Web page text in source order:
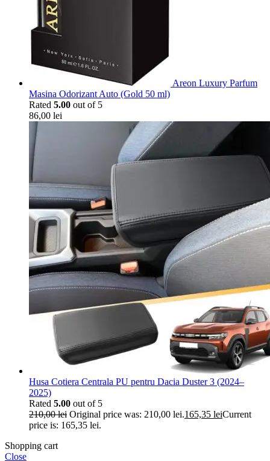
Areon Luxury Parfum
Masina Odorizant Auto (Gold 50 ml)
Rated 5.00 out of 5
86,00 lei
Husa Cotiera Centrala PU pentru Dacia Duster 3 (2024–
2025)
Rated 5.00 out of 5
210,00lei Original price was: 210,00 lei.165,35 leiCurrent
price is: 165,35 lei.
Shopping cart
Close